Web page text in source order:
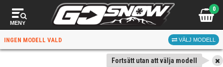
MENY
0
INGEN MODELL VALD VÄLJ MODELL
Fortsätt utan att välja modell